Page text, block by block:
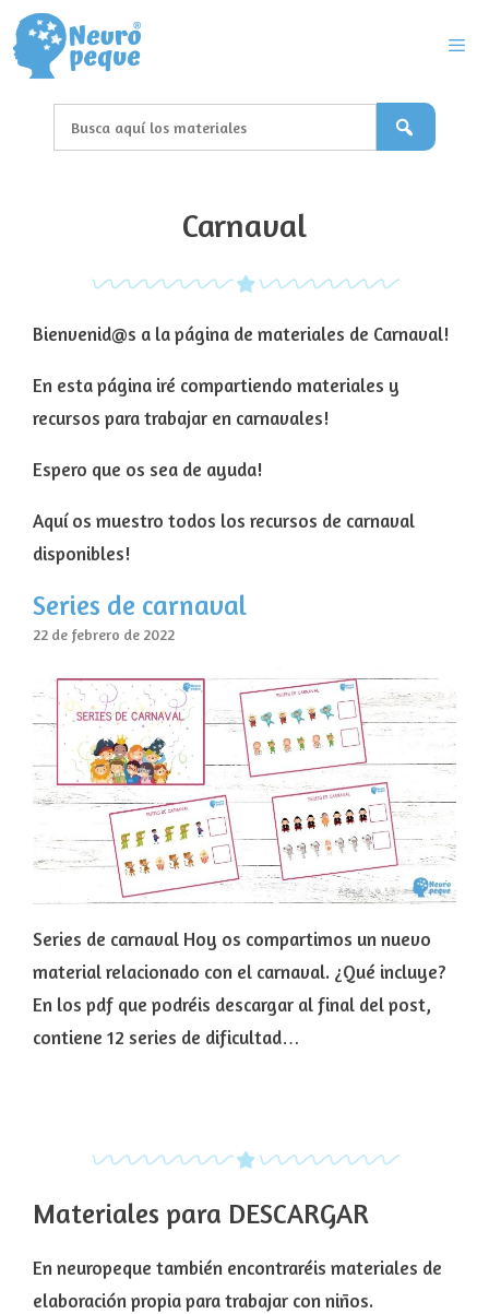
Saltar
al
contenido
Carnaval
Bienvenid@s a la página de materiales de Carnaval!
En esta página iré compartiendo materiales y
recursos para trabajar en carnavales!
Espero que os sea de ayuda!
Aquí os muestro todos los recursos de carnaval
disponibles!
Series de carnaval
22 de febrero de 2022
Series de carnaval Hoy os compartimos un nuevo
material relacionado con el carnaval. ¿Qué incluye?
En los pdf que podréis descargar al final del post,
contiene 12 series de dificultad…
Materiales para DESCARGAR
En neuropeque también encontraréis materiales de
elaboración propia para trabajar con niños.